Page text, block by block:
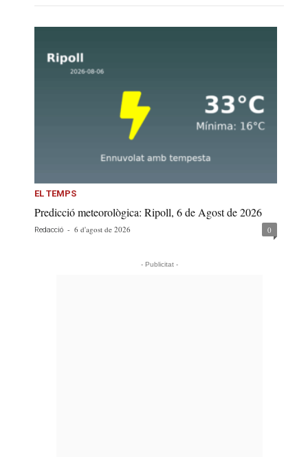
EL TEMPS
Predicció meteorològica: Ripoll, 6 de Agost de 2026
Redacció - 6 d'agost de 2026 0
- Publicitat -